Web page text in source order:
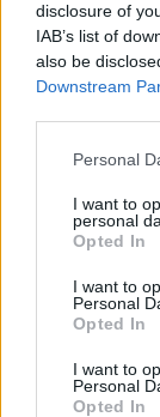
disclosure of
IAB’s list of
also be
Downstream
Please note
not limited to
grant or deny
use your data
consent section.
Personal
I want to
personal
Opted In
I want to
Personal
Opted In
I want to
Personal
Opted In
Név
E-mail cím